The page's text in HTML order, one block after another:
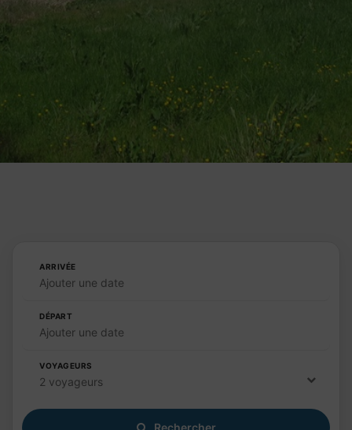
ARRIVÉE
Ajouter une date
DÉPART
Ajouter une date
VOYAGEURS
2 voyageurs
Rechercher